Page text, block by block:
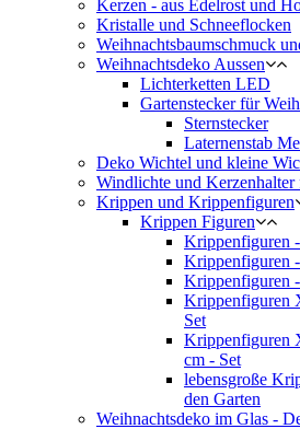
Kerzen - aus Edelrost und
Kristalle und Schneeflocken
Weihnachtsbaumschmuck
Weihnachtsdeko Aussen
Lichterketten LED
Gartenstecker für
Sternstecker
Laternenstab
Deko Wichtel und kleine
Windlichte und Kerzenhalter
Krippen und Krippenfiguren
Krippen Figuren
Krippenfiguren
Krippenfiguren
Krippenfiguren
Krippenfiguren
Set
Krippenfiguren
cm - Set
lebensgroße
den Garten
Weihnachtsdeko im Glas -